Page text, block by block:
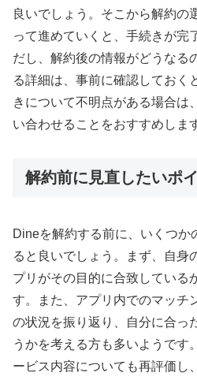
良いでしょう。そこから解約の
って進めていくと、手続きが完
だし、解約後の情報がどうなる
る詳細は、事前に確認しておく
きについて不明点がある場合は
い合わせることをおすすめしま
解約前に見直したいポ
Dineを解約する前に、いくつか
ると良いでしょう。まず、自身
プリがその目的に合致している
す。また、アプリ内でのマッチ
の状況を振り返り、自分に合っ
うかを考える方も多いようです
ービス内容についても再評価し